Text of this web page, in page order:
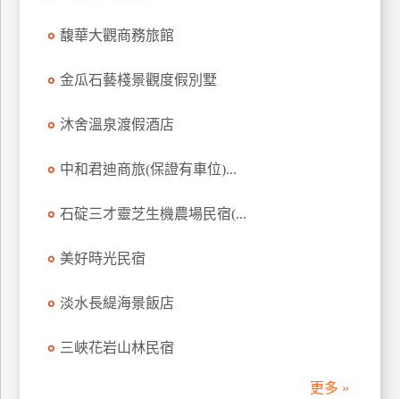
馥華大觀商務旅館
金瓜石藝棧景觀度假別墅
沐舍溫泉渡假酒店
中和君迪商旅(保證有車位)...
石碇三才靈芝生機農場民宿(...
美好時光民宿
淡水長緹海景飯店
三峽花岩山林民宿
更多 »